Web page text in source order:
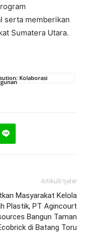
serta memberikan
Sumatera Utara.
Kolaborasi
Artikulli tjetër
Masyarakat Kelola
Plastik, PT Agincourt
Bangun Taman
di Batang Toru